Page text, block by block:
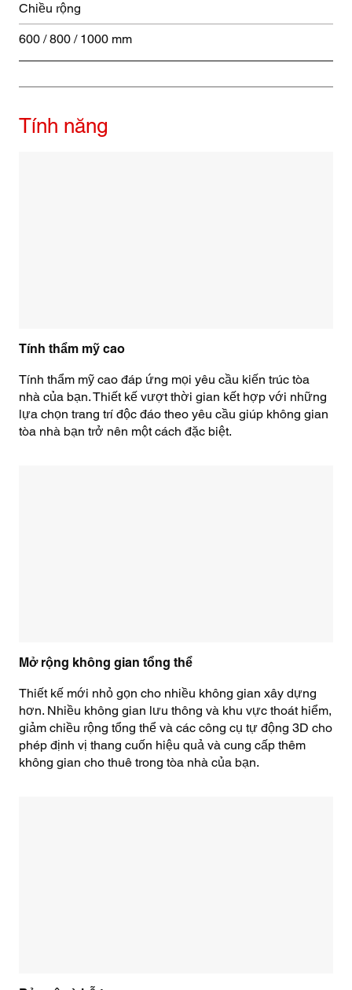
Chiều rộng
600 / 800 / 1000 mm
Tính năng
Tính thẩm mỹ cao
Tính thẩm mỹ cao đáp ứng mọi yêu cầu kiến ​​trúc tòa
nhà của bạn. Thiết kế vượt thời gian kết hợp với những
lựa chọn trang trí độc đáo theo yêu cầu giúp không gian
tòa nhà bạn trở nên một cách đặc biệt.
Mở rộng không gian tổng thể
Thiết kế mới nhỏ gọn cho nhiều không gian xây dựng
hơn. Nhiều không gian lưu thông và khu vực thoát hiểm,
giảm chiều rộng tổng thể và các công cụ tự động 3D cho
phép định vị thang cuốn hiệu quả và cung cấp thêm
không gian cho thuê trong tòa nhà của bạn.